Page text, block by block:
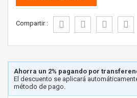
Compartir :
Ahorra un 2% pagando por
El descuento se aplicará
método de pago.